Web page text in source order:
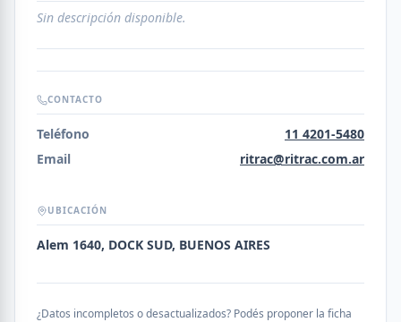
Sin descripción disponible.
CONTACTO
Teléfono
11 4201-5480
Email
ritrac@ritrac.com.ar
UBICACIÓN
Alem 1640, DOCK SUD, BUENOS AIRES
¿Datos incompletos o desactualizados? Podés proponer la ficha